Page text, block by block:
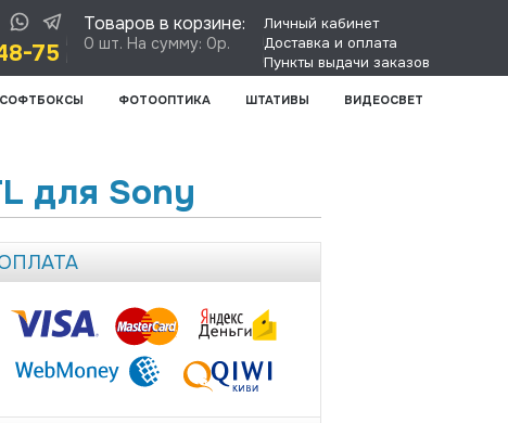
Личный кабинет
Доставка и оплата
Пункты выдачи заказов
Товаров в корзине:
0 шт. На сумму: 0р.
75
СОФТБОКСЫ ФОТООПТИКА ШТАТИВЫ ВИДЕОСВЕТ
для Sony